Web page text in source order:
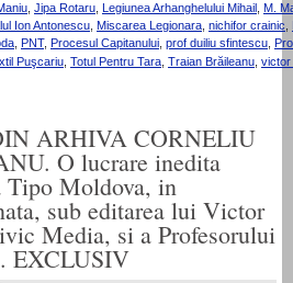
Jipa Rotaru Legiunea Arhanghelului Mihail M.
Ion Antonescu Miscarea Legionara nichifor crainic
PNT, Procesul Capitanului prof duiliu sfintescu
Puşcariu Totul Pentru Tara Traian Brăileanu victor
ARHIVA CORNELIU
O lucrare inedita
Tipo Moldova, in
sub editarea lui Victor
Media, si a Profesorului
EXCLUSIV